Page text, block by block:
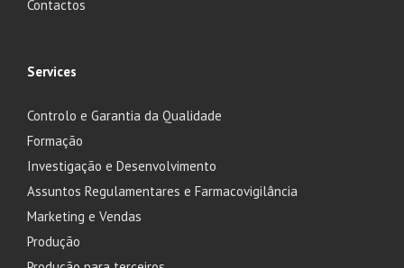
Contactos
Services
Controlo e Garantia da Qualidade
Formação
Investigação e Desenvolvimento
Assuntos Regulamentares e Farmacovigilância
Marketing e Vendas
Produção